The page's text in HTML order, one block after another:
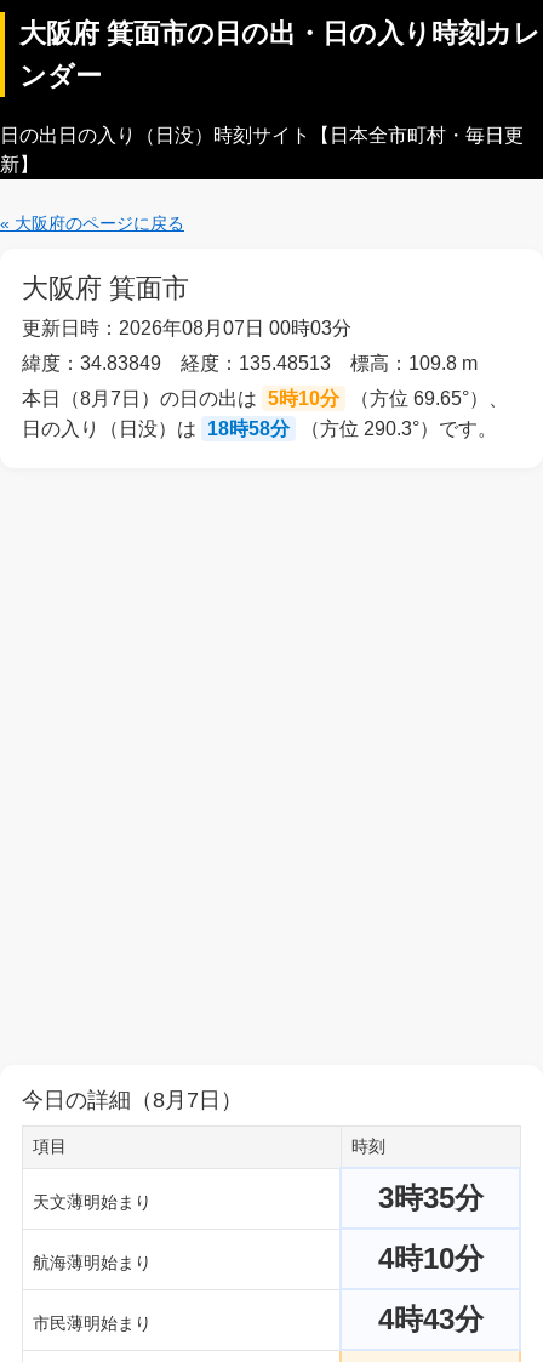
大阪府 箕面市の日の出・日の入り時刻カレ
ンダー
日の出日の入り（日没）時刻サイト【日本全市町村・毎日更
新】
« 大阪府のページに戻る
大阪府 箕面市
更新日時：2026年08月07日 00時03分
緯度：34.83849 経度：135.48513 標高：109.8 m
本日（8月7日）の日の出は 5時10分
（方位 69.65°）、
日の入り（日没）は
18時58分 （方位 290.3°）です。
今日の詳細（8月7日）
項目 時刻
天文薄明始まり 3時35分
航海薄明始まり 4時10分
市民薄明始まり 4時43分